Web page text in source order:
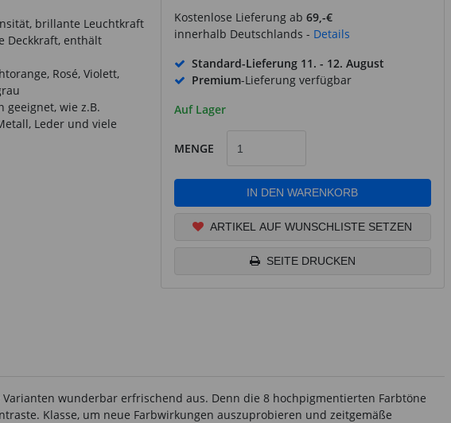
brillante Leuchtkraft
Deckkraft, enthält
Rosé, Violett,
geeignet, wie z.B.
Leder und viele
Kostenlose Lieferung ab 69,-€
innerhalb Deutschlands - Details
Standard-Lieferung 11. - 12. August
Premium-Lieferung verfügbar
Auf Lager
MENGE
IN DEN WARENKORB
ARTIKEL AUF WUNSCHLISTE SETZEN
SEITE DRUCKEN
wunderbar erfrischend aus. Denn die 8 hochpigmentierten Farbtöne
Klasse, um neue Farbwirkungen auszuprobieren und zeitgemäße